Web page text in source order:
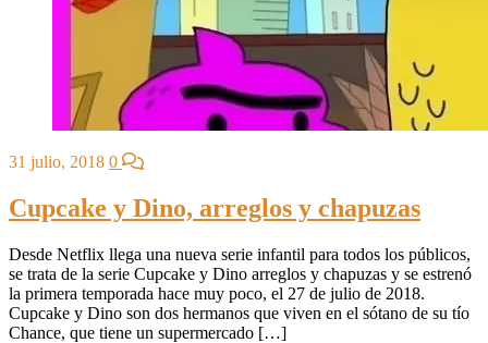
31 julio, 2018 0
Cupcake y Dino, arreglos y chapuzas
Desde Netflix llega una nueva serie infantil para todos los públicos,
se trata de la serie Cupcake y Dino arreglos y chapuzas y se estrenó
la primera temporada hace muy poco, el 27 de julio de 2018.
Cupcake y Dino son dos hermanos que viven en el sótano de su tío
Chance, que tiene un supermercado […]